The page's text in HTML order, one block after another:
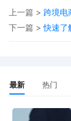
以防止被告
（4）信息披
求法院准许原
向被告的平
上一篇 > 跨境电
下一篇 > 快速了
最新 热门